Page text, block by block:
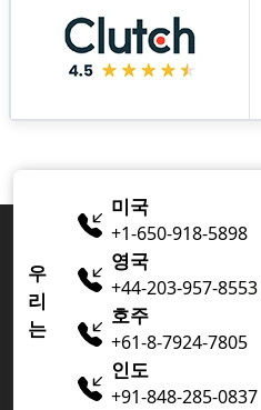
우
리
는
미국
+1-650-918-5898
영국
+44-203-957-8553
호주
+61-8-7924-7805
인도
+91-848-285-0837